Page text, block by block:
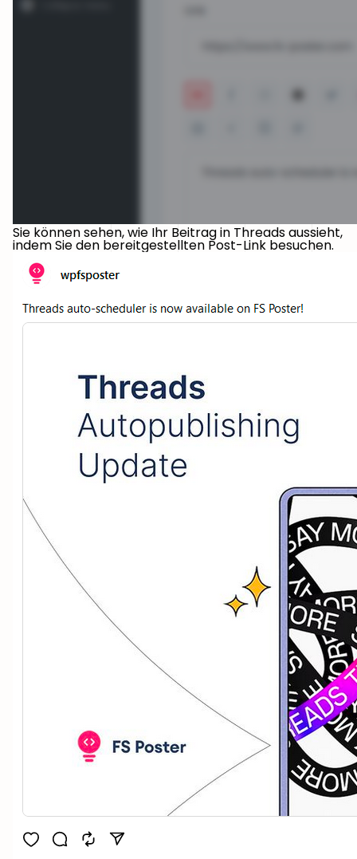
Sie können sehen, wie Ihr Beitrag in Threads aussieht,
indem Sie den bereitgestellten Post-Link besuchen.